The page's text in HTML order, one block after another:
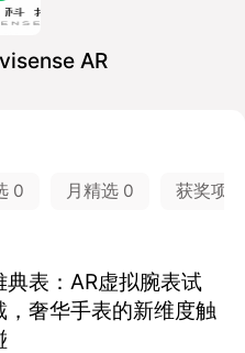
AR
0 月精选 0 获奖项
典表：AR虚拟腕表试
，奢华手表的新维度触